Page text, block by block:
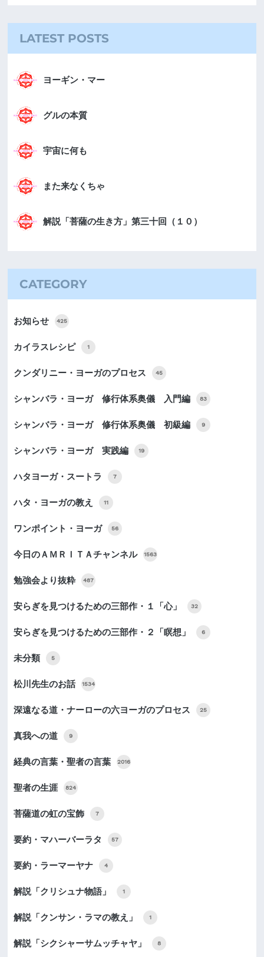
LATEST POSTS
ヨーギン・マー
グルの本質
宇宙に何も
また来なくちゃ
解説「菩薩の生き方」第三十回（１０）
CATEGORY
お知らせ 425
カイラスレシピ 1
クンダリニー・ヨーガのプロセス 45
シャンバラ・ヨーガ 修行体系奥儀 入門編 83
シャンバラ・ヨーガ 修行体系奥儀 初級編 9
シャンバラ・ヨーガ 実践編 19
ハタヨーガ・スートラ 7
ハタ・ヨーガの教え 11
ワンポイント・ヨーガ 56
今日のＡＭＲＩＴＡチャンネル 1563
勉強会より抜粋 487
安らぎを見つけるための三部作・１「心」 32
安らぎを見つけるための三部作・２「瞑想」 6
未分類 5
松川先生のお話 1534
深遠なる道・ナーローの六ヨーガのプロセス 25
真我への道 9
経典の言葉・聖者の言葉 2016
聖者の生涯 824
菩薩道の虹の宝飾 7
要約・マハーバーラタ 57
要約・ラーマーヤナ 4
解説「クリシュナ物語」 1
解説「クンサン・ラマの教え」 1
解説「シクシャーサムッチャヤ」 8